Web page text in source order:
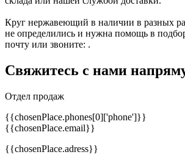
Круг нержавеющий в наличии в разных
не определились и нужна помощь в
почту или звоните: .
Свяжитесь с нами
Отдел продаж
{{chosenPlace.phones[0]['phone']}}
{{chosenPlace.email}}
{{chosenPlace.adress}}